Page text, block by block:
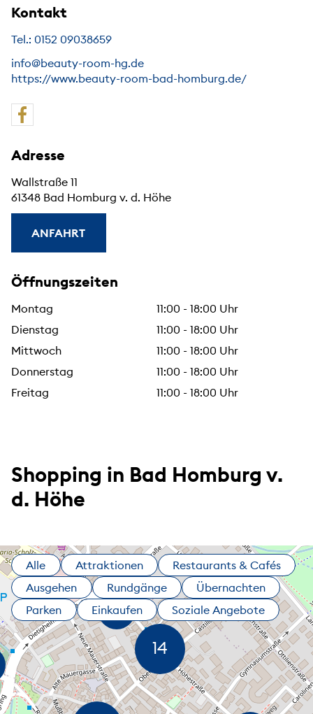
Kontakt
Tel.: 0152 09038659
info@beauty-room-hg.de
https://www.beauty-room-bad-homburg.de/
Adresse
Wallstraße 11
61348 Bad Homburg v. d. Höhe
ANFAHRT
Öffnungszeiten
Montag
11:00 - 18:00 Uhr
Dienstag
11:00 - 18:00 Uhr
Mittwoch
11:00 - 18:00 Uhr
Donnerstag
11:00 - 18:00 Uhr
Freitag
11:00 - 18:00 Uhr
Shopping in Bad Homburg v.
d. Höhe
Alle Attraktionen
Restaurants & Cafés
Ausgehen
Rundgänge
Übernachten
Parken
Einkaufen Soziale Angebote